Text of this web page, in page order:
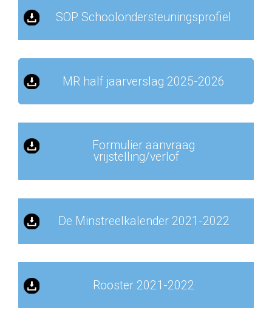
SOP Schoolondersteuningsprofiel
MR half jaarverslag 2025-2026
Formulier aanvraag
vrijstelling/verlof
De Minstreelkalender 2021-2022
Rooster 2021-2022